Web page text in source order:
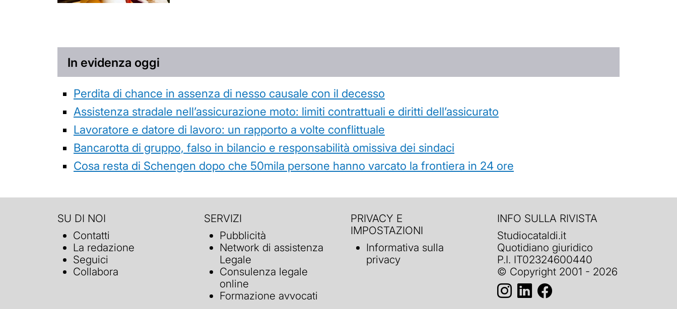
In evidenza oggi
Perdita di chance in assenza di nesso causale con il decesso
Assistenza stradale nell’assicurazione moto: limiti contrattuali e diritti dell’assicurato
Lavoratore e datore di lavoro: un rapporto a volte conflittuale
Bancarotta di gruppo, falso in bilancio e responsabilità omissiva dei sindaci
Cosa resta di Schengen dopo che 50mila persone hanno varcato la frontiera in 24 ore
SU DI NOI
Contatti
La redazione
Seguici
Collabora
SERVIZI
Pubblicità
Network di assistenza
Legale
Consulenza legale
online
Formazione avvocati
PRIVACY E
IMPOSTAZIONI
Informativa sulla
privacy
INFO SULLA RIVISTA
Studiocataldi.it
Quotidiano giuridico
P.I. IT02324600440
© Copyright 2001 - 2026